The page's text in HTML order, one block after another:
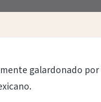
galardonado por